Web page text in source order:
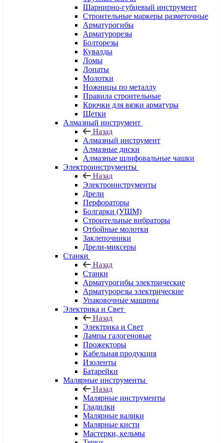
Шарнирно-губцевый инструмент
Строительные маркеры разметочные
Арматурогибы
Арматурорезы
Болторезы
Кувалды
Ломы
Лопаты
Молотки
Ножницы по металлу
Правила строительные
Крючки для вязки арматуры
Щетки
Алмазный инструмент
Назад
Алмазный инструмент
Алмазные диски
Алмазные шлифовальные чашки
Электроинструменты
Назад
Электроинструменты
Дрели
Перфораторы
Болгарки (УШМ)
Строительные вибраторы
Отбойные молотки
Заклепочники
Дрели-миксеры
Станки
Назад
Станки
Арматурогибы электрические
Арматурорезы электрические
Упаковочные машины
Электрика и Свет
Назад
Электрика и Свет
Лампы галогеновые
Прожекторы
Кабельная продукция
Изоленты
Батарейки
Малярные инструменты
Назад
Малярные инструменты
Гладилки
Малярные валики
Малярные кисти
Мастерки, кельмы